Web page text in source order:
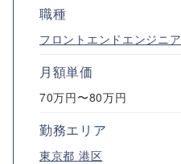
職種
フロントエンドエンジニア
月額単価
70万円〜80万円
勤務エリア
東京都 港区